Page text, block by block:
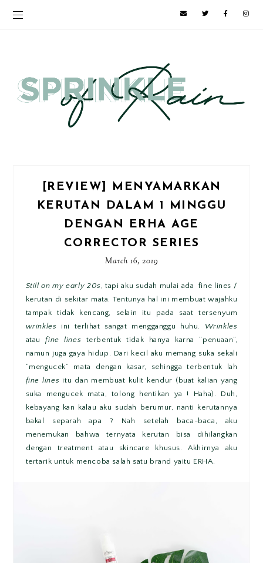
[REVIEW] MENYAMARKAN
KERUTAN DALAM 1 MINGGU
DENGAN ERHA AGE
CORRECTOR SERIES
March 16, 2019
Still on my early 20s, tapi aku sudah mulai ada fine lines /
kerutan di sekitar mata. Tentunya hal ini membuat wajahku
tampak tidak kencang, selain itu pada saat tersenyum
wrinkles ini terlihat sangat mengganggu huhu. Wrinkles
ataufine lines terbentuk tidak hanya karna “penuaan”,
namun juga gaya hidup. Dari kecil aku memang suka sekali
“mengucek” mata dengan kasar, sehingga terbentuk lah
fine lines itu dan membuat kulit kendur (buat kalian yang
suka mengucek mata, tolong hentikan ya ! Haha). Duh,
kebayang kan kalau aku sudah berumur, nanti kerutannya
bakal separah apa ? Nah setelah baca-baca, aku
menemukan bahwa ternyata kerutan bisa dihilangkan
dengan treatment atau skincare khusus. Akhirnya aku
tertarik untuk mencoba salah satu brand yaitu ERHA.